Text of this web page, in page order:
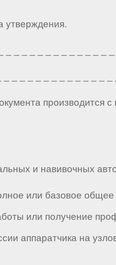
утверждения.
_ _ _ _ _ _ _ _ _ _ _ _ _
_ _ _ _ _ _ _ _ _ _ _ _ _
и навивочных
или базовое
или получение
аппаратчика на